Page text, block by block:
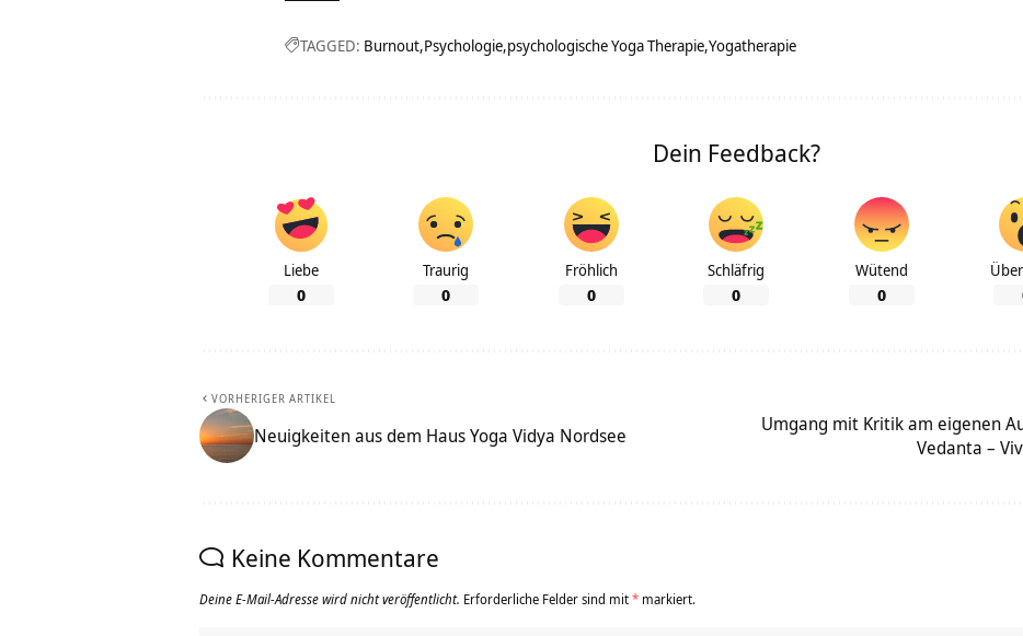
TAGGED: Burnout Psychologie psychologische Yoga Therapie Yogatherapie
Dein Feedback?
Liebe
0
Traurig
0
Fröhlich
0
Schläfrig
0
Wütend
0
VORHERIGER ARTIKEL
Neuigkeiten aus dem Haus Yoga Vidya Nordsee
Umgang mit Kritik am eigenen
Vedanta –
Keine Kommentare
Deine E-Mail-Adresse wird nicht veröffentlicht. Erforderliche Felder sind mit* markiert.